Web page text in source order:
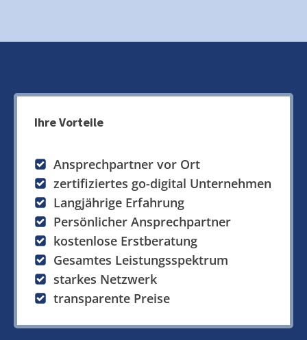
Ihre Vorteile
Ansprechpartner vor Ort
zertifiziertes go-digital Unternehmen
Langjährige Erfahrung
Persönlicher Ansprechpartner
kostenlose Erstberatung
Gesamtes Leistungsspektrum
starkes Netzwerk
transparente Preise